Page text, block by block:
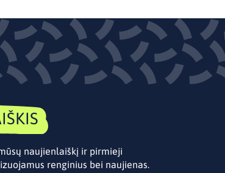
naujienlaiškį ir pirmieji
renginius bei naujienas.